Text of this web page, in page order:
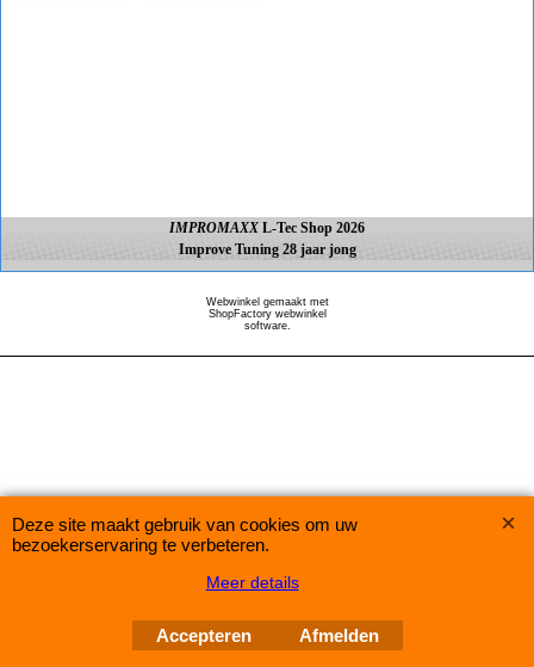
IMPROMAXX L-Tec Shop 2026
Improve Tuning 28 jaar jong
Webwinkel gemaakt met
ShopFactory webwinkel
software.
Deze site maakt gebruik van cookies om uw
bezoekerservaring te verbeteren.
Meer details
Accepteren Afmelden